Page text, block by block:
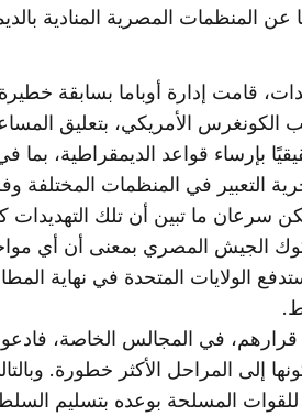
عن المنظمات المصرية المنادية
قامت إدارة أوباما بسابقة
الكونغرس الأمريكي، بتعليق
بإرساء قواعد الديمقراطية، بما
التعبير في المنظمات المختلفة
سرعان ما تبين أن تلك التهديدات
الجيش المصري بمعنى أن أي
الولايات المتحدة في نهاية
قرارهم، في المجالس الخاصة،
إلى المراحل الأكثر خطورة.